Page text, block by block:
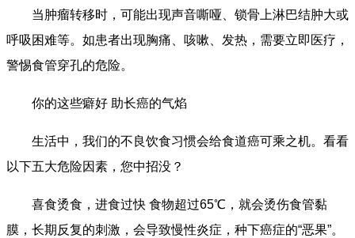
当肿瘤转移时，可能出现声音嘶哑、锁骨上淋巴结肿大或
呼吸困难等。如患者出现胸痛、咳嗽、发热，需要立即医疗，
警惕食管穿孔的危险。
你的这些癖好 助长癌的气焰
生活中，我们的不良饮食习惯会给食道癌可乘之机。看看
以下五大危险因素，您中招没？
喜食烫食，进食过快 食物超过65℃，就会烫伤食管黏
膜，长期反复的刺激，会导致慢性炎症，种下癌症的“恶果”。